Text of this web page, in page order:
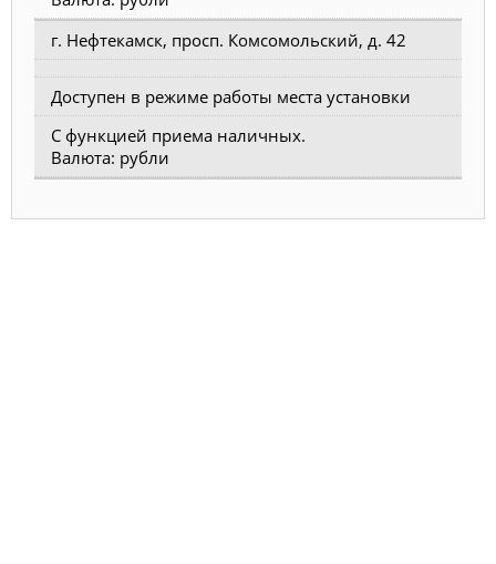
г. Нефтекамск, просп. Комсомольский, д. 42
Доступен в режиме работы места установки
С функцией приема наличных.
Валюта: рубли